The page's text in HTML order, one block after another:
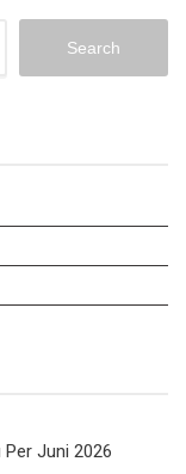
Search
Juni 2026